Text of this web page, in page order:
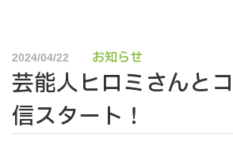
2024/04/22 お知らせ
芸能人ヒロミさんと
信スタート！